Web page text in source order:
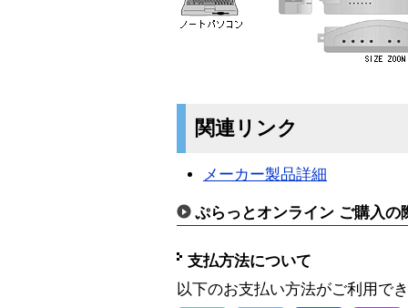
関連リンク
メーカー製品詳細
ぷらっとオンライン ご購入の
支払方法について
以下のお支払い方法がご利用で